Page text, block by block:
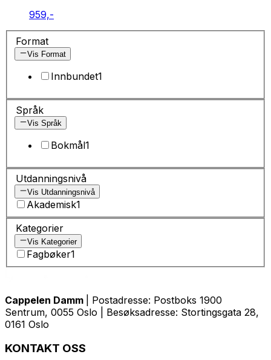
959,-
Format
Vis Format
Innbundet1
Språk
Vis Språk
Bokmål1
Utdanningsnivå
Vis Utdanningsnivå
Akademisk1
Kategorier
Vis Kategorier
Fagbøker1
Cappelen Damm
| Postadresse: Postboks 1900
Sentrum, 0055 Oslo | Besøksadresse: Stortingsgata 28,
0161 Oslo
KONTAKT OSS